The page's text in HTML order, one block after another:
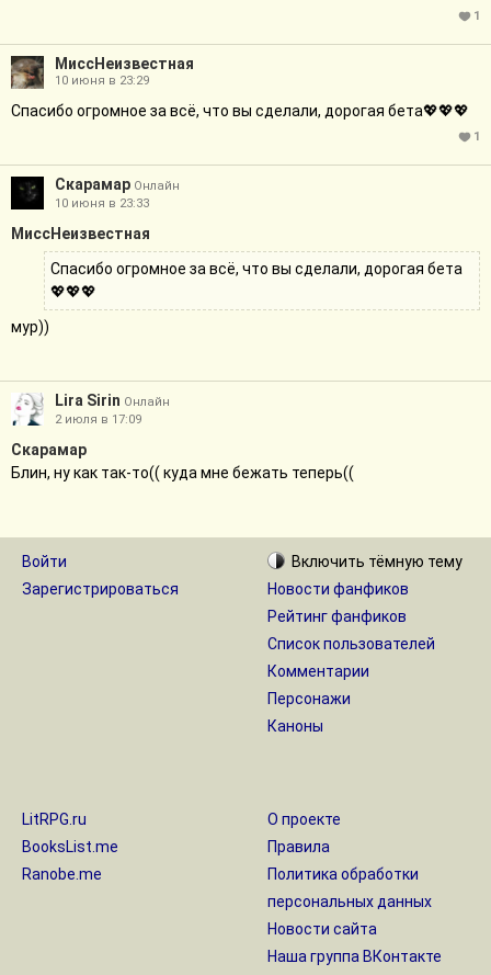
1
МиссНеизвестная
10 июня в 23:29
Спасибо огромное за всё, что вы сделали, дорогая бета💖💖💖
1
Скарамар Онлайн
10 июня в 23:33
МиссНеизвестная
Спасибо огромное за всё, что вы сделали, дорогая бета
💖💖💖
мур))
Lira Sirin Онлайн
2 июля в 17:09
Скарамар
Блин, ну как так-то(( куда мне бежать теперь((
Войти
Зарегистрироваться
Включить тёмную тему
Новости фанфиков
Рейтинг фанфиков
Список пользователей
Комментарии
Персонажи
Каноны
LitRPG.ru
BooksList.me
Ranobe.me
О проекте
Правила
Политика обработки
персональных данных
Новости сайта
Наша группа ВКонтакте